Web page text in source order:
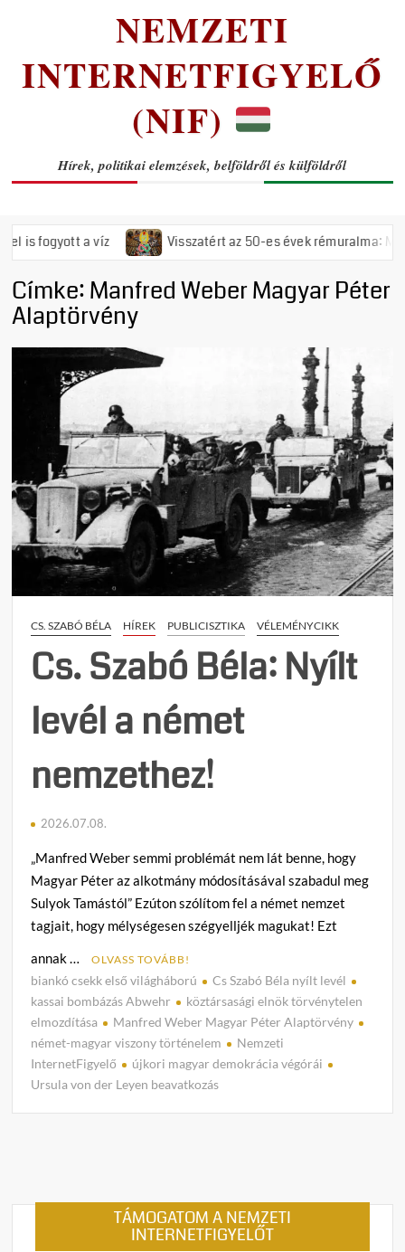
NEMZETI
INTERNETFIGYELŐ
(NIF)
Hírek, politikai elemzések, belföldről és külföldről
a víz Visszatért az 50-es évek rémuralma:
Címke:Manfred Weber Magyar Péter
Alaptörvény
CS. SZABÓ BÉLA HÍREK PUBLICISZTIKA VÉLEMÉNYCIKK
Cs. Szabó Béla: Nyílt
levél a német
nemzethez!
2026.07.08.
„Manfred Weber semmi problémát nem lát benne, hogy
Magyar Péter az alkotmány módosításával szabadul meg
Sulyok Tamástól” Ezúton szólítom fel a német nemzet
tagjait, hogy mélységesen szégyelljék magukat! Ezt
annak …
OLVASS TOVÁBB!
biankó csekk első világháború
Cs Szabó Béla nyílt levél
kassai bombázás Abwehr
köztársasági elnök törvénytelen
elmozdítása
Manfred Weber Magyar Péter Alaptörvény
német-magyar viszony történelem
Nemzeti
InternetFigyelő
újkori magyar demokrácia végórái
Ursula von der Leyen beavatkozás
TÁMOGATOM A NEMZETI
INTERNETFIGYELŐT